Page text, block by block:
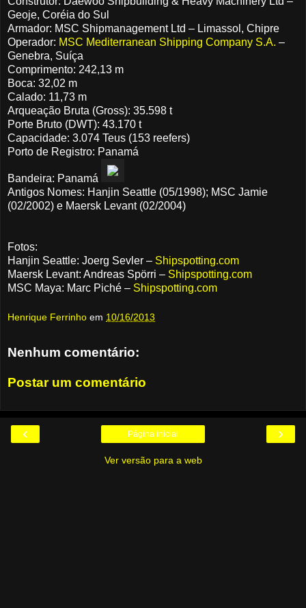
Geoje, Coréia do Sul
Armador: MSC Shipmanagement Ltd – Limassol, Chipre
Operador: MSC Mediterranean Shipping Company S.A. –
Genebra, Suíça
Comprimento: 242,13 m
Boca: 32,02 m
Calado: 11,73 m
Arqueação Bruta (Gross): 35.598 t
Porte Bruto (DWT): 43.170 t
Capacidade: 3.074 Teus (153 reefers)
Porto de Registro: Panamá
Bandeira: Panamá
Antigos Nomes: Hanjin Seattle (05/1998); MSC Jamie
(02/2002) e Maersk Levant (02/2004)
Fotos:
Hanjin Seattle: Joerg Sevler – Shipspotting.com
Maersk Levant: Andreas Spörri – Shipspotting.com
MSC Maya: Marc Piché – Shipspotting.com
Henrique Ferrinho em 10/16/2013
Nenhum comentário:
Postar um comentário
‹ ›
Página inicial
Ver versão para a web